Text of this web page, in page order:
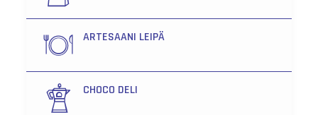
ARTESAANI LEIPÄ
CHOCO DELI